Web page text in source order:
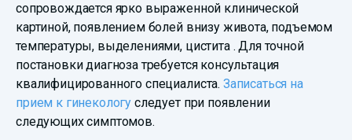
сопровождается ярко выраженной клинической
картиной, появлением болей внизу живота, подъемом
температуры, выделениями, цистита . Для точной
постановки диагноза требуется консультация
квалифицированного специалиста. Записаться на
прием к гинекологу следует при появлении
следующих симптомов.